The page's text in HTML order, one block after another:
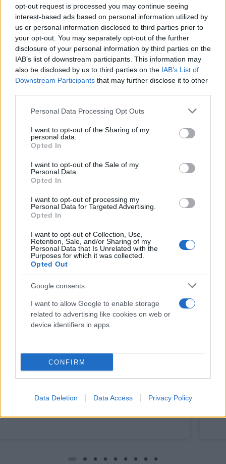
opt-out request is processed you may continue seeing
interest-based ads based on personal information utilized by
us or personal information disclosed to third parties prior to
your opt-out. You may separately opt-out of the further
disclosure of your personal information by third parties on the
IAB’s list of downstream participants. This information may
also be disclosed by us to third parties on the IAB’s List of
Downstream Participants that may further disclose it to other
Please note that this website/app uses one or more Google
not limited to your visit or usage behaviour. You may click to
grant or deny consent to Google and its third-party tags to
use your data for below specified purposes in below Google
consent section.
Personal Data Processing Opt Outs
I want to opt-out of the Sharing of my
personal data.
Opted In
I want to opt-out of the Sale of my
Personal Data.
Opted In
I want to opt-out of processing my
Personal Data for Targeted Advertising.
Opted In
I want to opt-out of Collection, Use,
Retention, Sale, and/or Sharing of my
Personal Data that Is Unrelated with the
Purposes for which it was collected.
Opted Out
Google consents
I want to allow Google to enable storage
related to advertising like cookies on web or
device identifiers in apps.
CONFIRM
Data Deletion Data Access Privacy Policy
klemmer pinze klemmer
pinza klemmer
klemmer pinza
Potrebbero piacerti anche
6,39 € (iva esclusa)
Strumento chirurgico essenziale, resistente alla